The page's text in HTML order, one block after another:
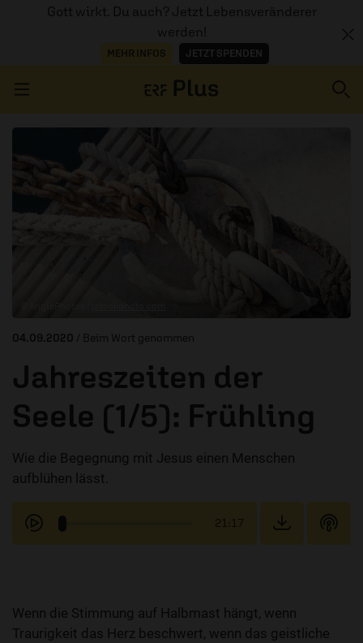
Gott wirkt. Du auch? Jetzt Lebensveränderer
werden!
MEHR INFOS JETZT SPENDEN
ERZÄHL MAL
AUDIOTHEK
04.09.2020 / Beim Wort genommen
Jahreszeiten der
Seele (1/5): Frühling
Wie die Begegnung mit Jesus einen Menschen
aufblühen lässt.
21:17
Wenn die Stimmung auf Halbmast hängt, wenn
Traurigkeit das Herz beschwert, wenn das geistliche